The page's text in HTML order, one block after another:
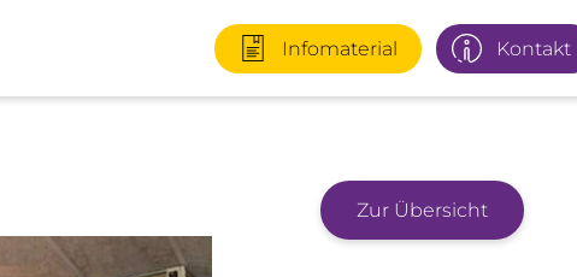
Infomaterial Kontakt
Zur Übersicht